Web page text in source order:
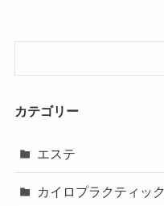
カテゴリー
エステ
カイロプラクティック